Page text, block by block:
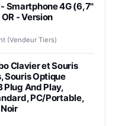
Smartphone 4G (6,7''
- Version
(Vendeur Tiers)
Clavier et Souris
Souris Optique
Plug And Play,
PC/Portable,